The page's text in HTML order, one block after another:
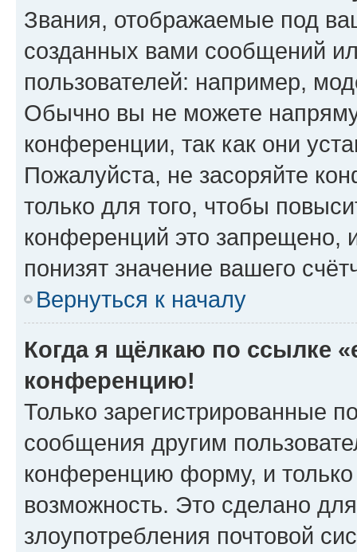
Звания, отображаемые под
созданных вами сообщений
пользователей: например,
Обычно вы не можете
конференции, так как они
Пожалуйста, не засоряйте
только для того, чтобы
конференций это запрещено,
понизят значение вашего
Вернуться к началу
Когда я щёлкаю по ссылке
конференцию!
Только зарегистрированные
сообщения другим
конференцию форму, и
возможность. Это сделано
злоупотребления почтовой